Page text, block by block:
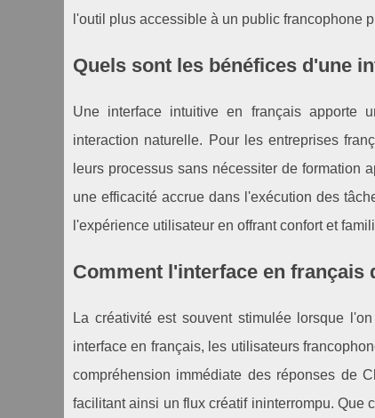
l'outil plus accessible à un public francophone
Quels sont les bénéfices d'une
Une interface intuitive en français apporte
interaction naturelle. Pour les entreprises
leurs processus sans nécessiter de formation
une efficacité accrue dans l'exécution des
l'expérience utilisateur en offrant confort et
Comment l'interface en français
La créativité est souvent stimulée lorsque
interface en français, les utilisateurs
compréhension immédiate des réponses de
facilitant ainsi un flux créatif ininterrompu. Que